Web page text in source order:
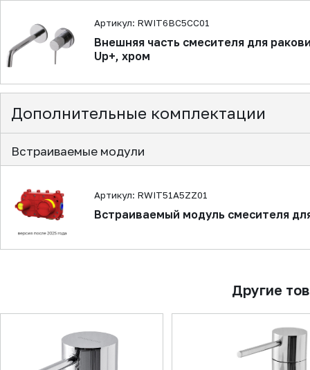
Артикул: RWIT6BC5CC01
Внешняя часть смесителя для
Up+, хром
Дополнительные комплектации
Встраиваемые модули
Артикул: RWIT51A5ZZ01
Встраиваемый модуль смесителя
Другие